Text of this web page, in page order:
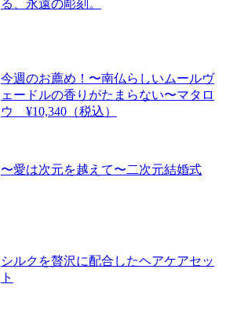
る、永遠の彫刻。
今週のお薦め！〜南仏らしいムールヴ
ェードルの香りがたまらない〜マタロ
ウ ¥10,340（税込）
〜愛は次元を越えて〜二次元結婚式
シルクを贅沢に配合したヘアケアセッ
ト